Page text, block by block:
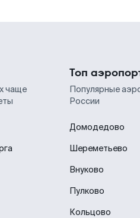
чаще
Топ
Популярные
России
Домодедово
Шереметьево
Внуково
Пулково
Кольцово